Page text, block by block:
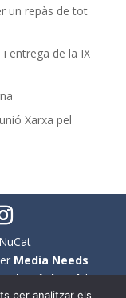
un repàs de tot
entrega de la IX
Xarxa pel
Media Needs
|Avís legal|
per analitzar els